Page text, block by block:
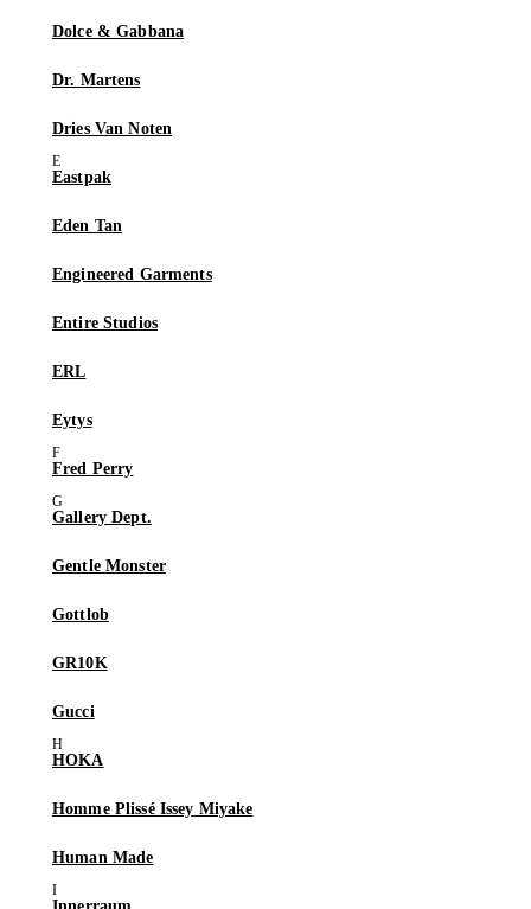
Dolce & Gabbana
Dr. Martens
Dries Van Noten
Eastpak
Eden Tan
Engineered Garments
Entire Studios
ERL
Eytys
Fred Perry
Gallery Dept.
Gentle Monster
Gottlob
GR10K
Gucci
HOKA
Homme Plissé Issey Miyake
Human Made